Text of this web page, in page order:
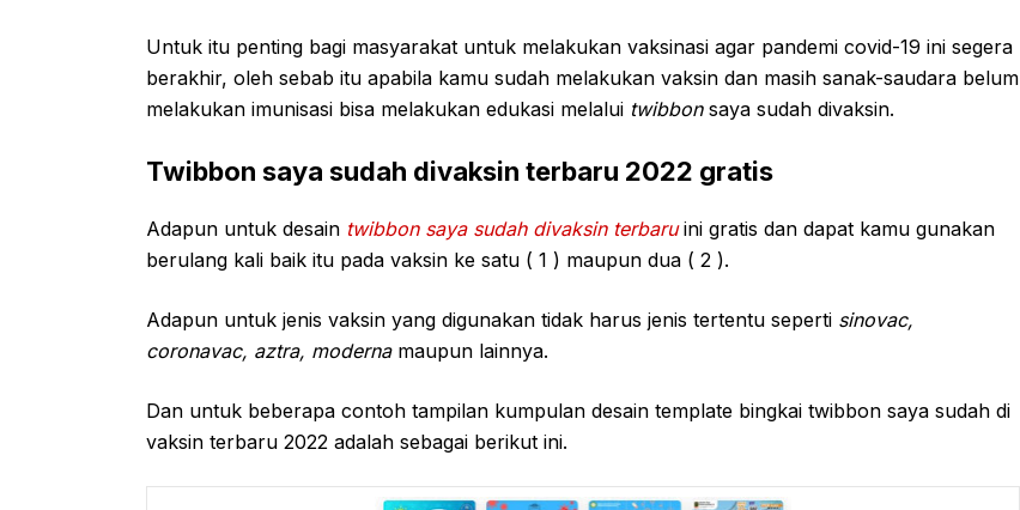
Untuk itu penting bagi masyarakat untuk melakukan vaksinasi agar pandemi covid-19 ini segera
berakhir, oleh sebab itu apabila kamu sudah melakukan vaksin dan masih sanak-saudara belum
melakukan imunisasi bisa melakukan edukasi melalui twibbonsaya sudah divaksin.
Twibbon saya sudah divaksin terbaru 2022 gratis
Adapun untuk desain twibbon saya sudah divaksin terbaruini gratis dan dapat kamu gunakan
berulang kali baik itu pada vaksin ke satu ( 1 ) maupun dua ( 2 ).
Adapun untuk jenis vaksin yang digunakan tidak harus jenis tertentu seperti sinovac,
coronavac, aztra, moderna maupun lainnya.
Dan untuk beberapa contoh tampilan kumpulan desain template bingkai twibbon saya sudah di
vaksin terbaru 2022 adalah sebagai berikut ini.